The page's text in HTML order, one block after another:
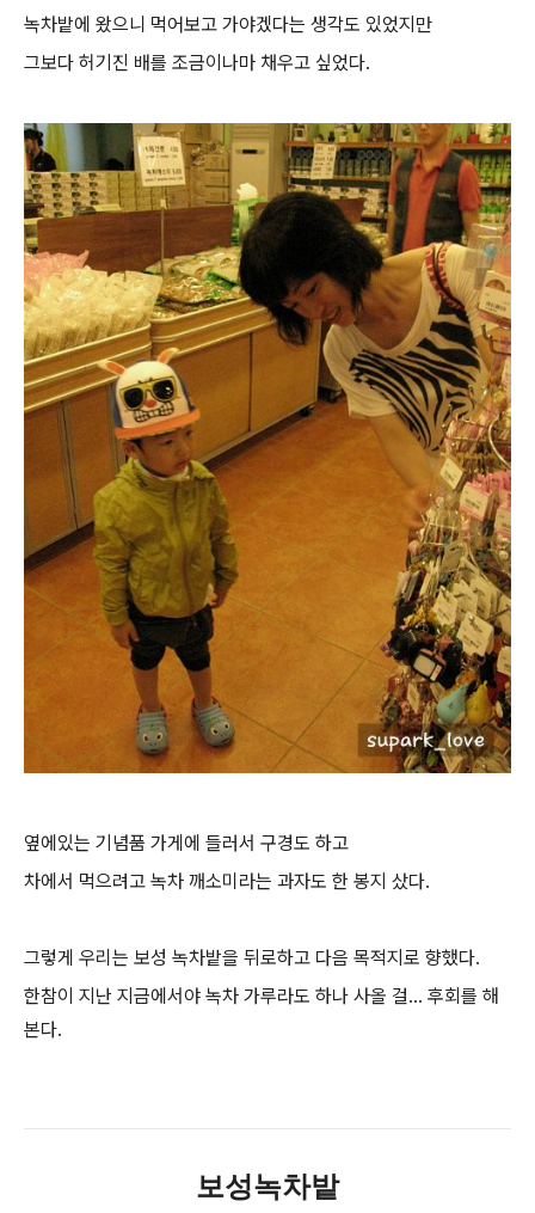
녹차밭에 왔으니 먹어보고 가야겠다는 생각도 있었지만
그보다 허기진 배를 조금이나마 채우고 싶었다.
옆에있는 기념품 가게에 들러서 구경도 하고
차에서 먹으려고 녹차 깨소미라는 과자도 한 봉지 샀다.
그렇게 우리는 보성 녹차밭을 뒤로하고 다음 목적지로 향했다.
한참이 지난 지금에서야 녹차 가루라도 하나 사올 걸... 후회를 해
본다.